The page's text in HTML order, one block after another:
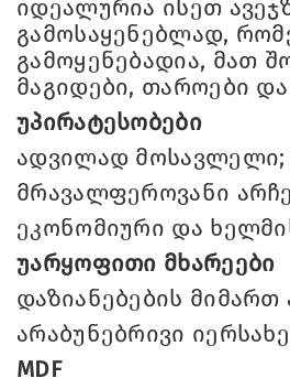
იდეალურია ისეთ
გამოსაყენებლად,
გამოყენებადია, მათ
მაგიდები, თაროები
უპირატესობები
ადვილად მოსავლელი;
მრავალფეროვანი
ეკონომიური და
უარყოფითი მხარეები
დაზიანებების
არაბუნებრივი
MDF